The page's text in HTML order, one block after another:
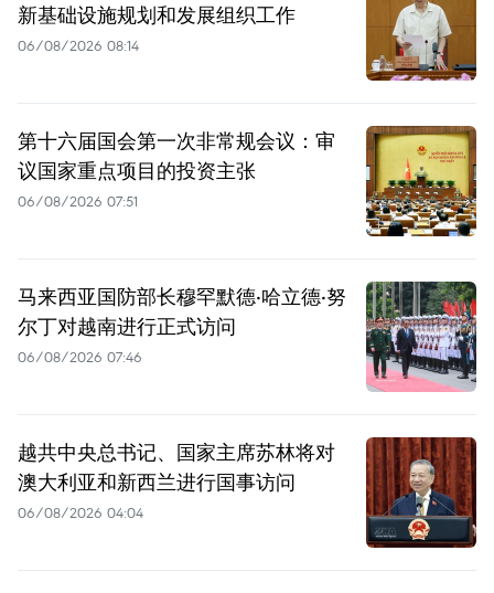
新基础设施规划和发展组织工作
06/08/2026 08:14
第十六届国会第一次非常规会议：审
议国家重点项目的投资主张
06/08/2026 07:51
马来西亚国防部长穆罕默德·哈立德·努
尔丁对越南进行正式访问
06/08/2026 07:46
越共中央总书记、国家主席苏林将对
澳大利亚和新西兰进行国事访问
06/08/2026 04:04